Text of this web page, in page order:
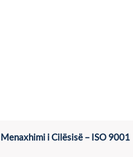
Menaxhimi i Cilësisë – ISO 9001